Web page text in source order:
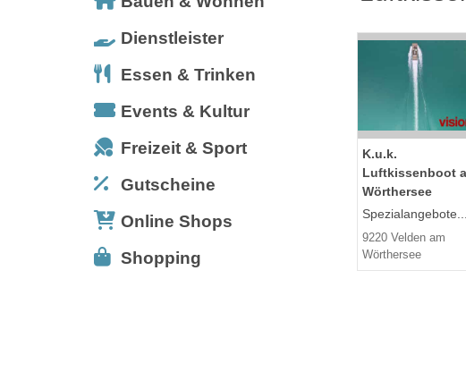
Dienstleister
Essen & Trinken
Events & Kultur
Freizeit & Sport
Gutscheine
Online Shops
Shopping
K.u.k.
Luftkissenboot
Wörthersee
Spezialangebote...
9220 Velden am
Wörthersee